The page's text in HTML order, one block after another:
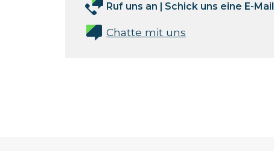
Ruf uns an | Schick uns eine E-Mail
Chatte mit uns